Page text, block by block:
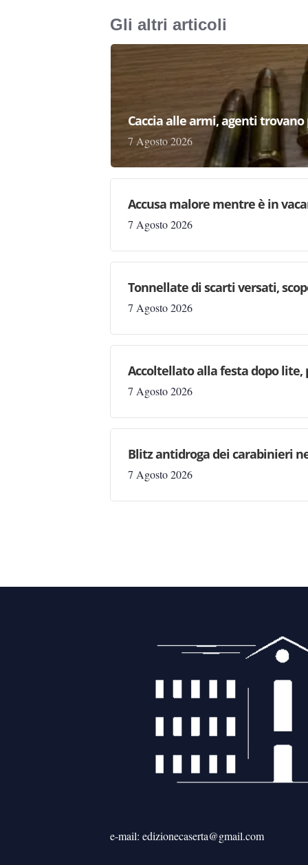
Gli altri articoli
Caccia alle armi, agenti
7 Agosto 2026
Accusa malore mentre è in
7 Agosto 2026
Tonnellate di scarti versati,
7 Agosto 2026
Accoltellato alla festa dopo lite,
7 Agosto 2026
Blitz antidroga dei carabinieri
7 Agosto 2026
e-mail: edizionecaserta@gmail.com